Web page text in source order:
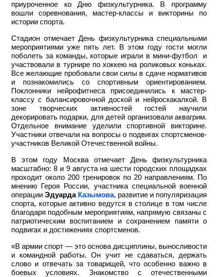
приуроченное ко Дню физкультурника. В программу
вошли соревнования, мастер-классы и викторины по
истории спорта.
Стадион отмечает День физкультурника специальными
мероприятиями уже пять лет. В этом году гости могли
поболеть за команды, которые играли в мини-футбол и
участвовали в турнире по хоккею на роликовых коньках.
Все желающие пробовали свои силы в сдаче нормативов
и познакомились со спортивным ориентированием.
Поклонники нейрофитнеса присоединились к мастер-
классу с балансировочной доской и нейроскакалкой. В
зоне творческих активностей гостей научили
декорировать подарки, для детей организовали аквагрим.
Отдельное внимание уделили спортивной викторине.
Участники отвечали на вопросы о подвигах спортсменов-
участников Великой Отечественной войны.
В этом году Москва отмечает День физкультурника
масштабно: 8 и 9 августа на шести городских площадках
проходит около 200 тренировок по 20 направлениям. По
мнению Героя России, участника специальной военной
операции Эдуарда Казымова, развитие и популяризация
спорта, которые активно ведутся в столице в том числе
благодаря подобным мероприятиям, напрямую связаны с
патриотическим воспитанием и сохранением памяти о
подвигах и достижениях спортсменов.
«В армии спорт — это основа дисциплины, выносливости
и командной работы. Он учит не сдаваться, держать
слово и отвечать за товарищей, что особенно важно в
боевых условиях. Знакомство с отечественными